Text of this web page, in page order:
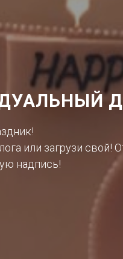
или загрузи свой!
надпись!